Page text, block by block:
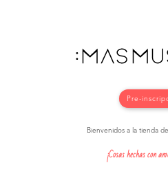
Pre-
Bienvenidos a la tienda
¡Cosas hechas con